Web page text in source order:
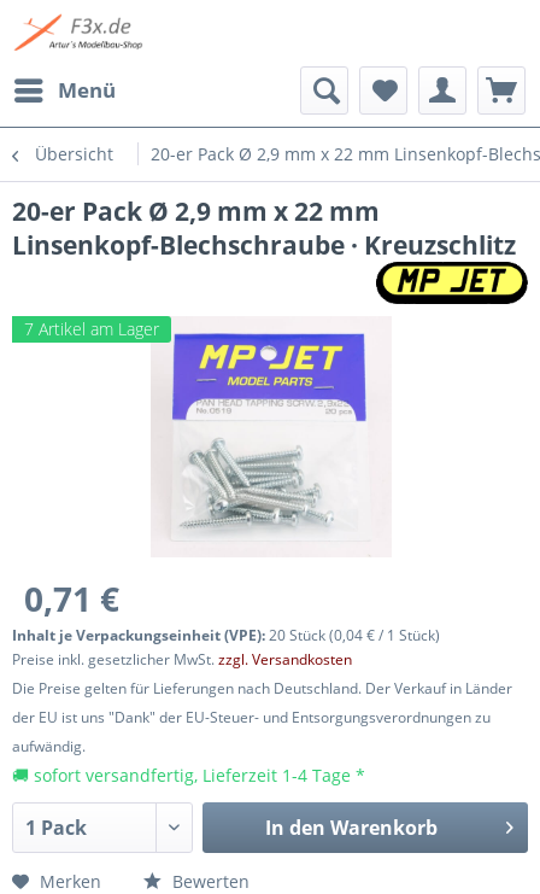
Menü
Übersicht 20-er Pack Ø 2,9 mm x 22 mm Linsenkopf-
20-er Pack Ø 2,9 mm x 22 mm
Linsenkopf-Blechschraube · Kreuzschlitz
7 Artikel am Lager
0,71 €
Inhalt je Verpackungseinheit (VPE):20 Stück (0,04 € / 1 Stück)
Preise inkl. gesetzlicher MwSt.zzgl. Versandkosten
Die Preise gelten für Lieferungen nach Deutschland. Der Verkauf in Länder
der EU ist uns "Dank" der EU-Steuer- und Entsorgungsverordnungen zu
aufwändig.
🚚 sofort versandfertig, Lieferzeit 1-4 Tage *
In den Warenkorb
Merken Bewerten